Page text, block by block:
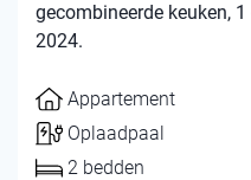
gecombineerde keuken,
2024.
Appartement
Oplaadpaal
2 bedden